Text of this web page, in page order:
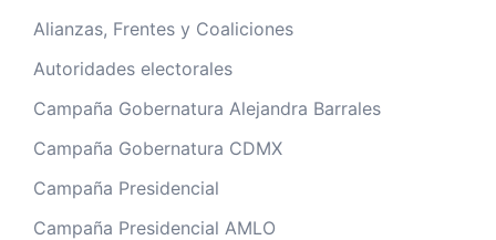
Alianzas, Frentes y Coaliciones
Autoridades electorales
Campaña Gobernatura Alejandra Barrales
Campaña Gobernatura CDMX
Campaña Presidencial
Campaña Presidencial AMLO